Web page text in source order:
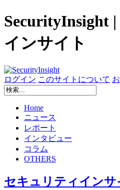
SecurityInsight
インサイト
ログイン このサイトについて
Home
ニュース
レポート
インタビュー
コラム
OTHERS
セキュリティインサ